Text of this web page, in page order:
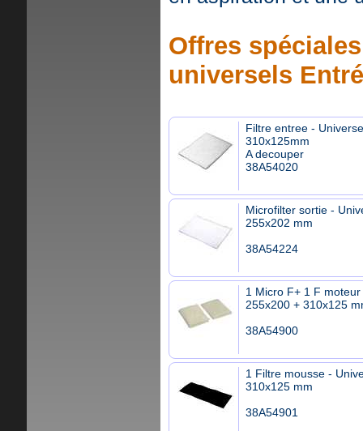
Offres
universels
Filtre entree -
310x125mm
A decouper
38A54020
Microfilter sortie -
255x202 mm
38A54224
1 Micro F+ 1 F
255x200 + 310x125
38A54900
1 Filtre mousse -
310x125 mm
38A54901